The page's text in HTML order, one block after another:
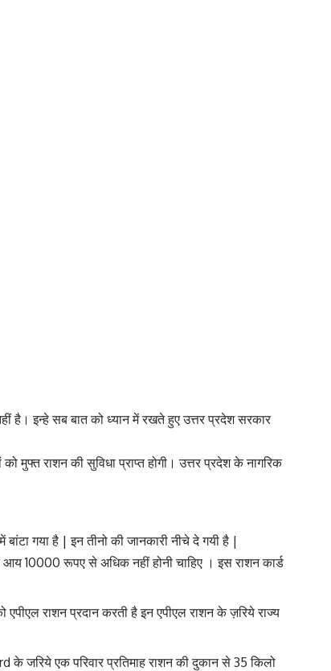
है। इन्हे सब बात को ध्यान में रखते हुए उत्तर प्रदेश सरकार
राशन की सुविधा प्राप्त होगी। उत्तर प्रदेश के नागरिक
बांटा गया है | इन तीनो की जानकारी नीचे दे गयी है |
आय 10000 रूपए से अधिक नहीं होनी चाहिए । इस राशन कार्ड
एपीएल राशन प्रदान करती है इन एपीएल राशन के ज़रिये राज्य
के जरिये एक परिवार प्रतिमाह राशन की दुकान से 35 किलो